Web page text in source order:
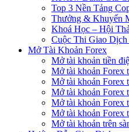
Top 3 Nền Tảng
Thưởng & Khuyến
Khoá Học – Hội
Cuộc Thi Giao Dịch
Mở Tài Khoản Forex
Mở tài khoản tiền
Mở tài khoản Forex
Mở tài khoản Forex
Mở tài khoản Forex
Mở tài khoản Forex
Mở tài khoản Forex
Mở tài khoản trên